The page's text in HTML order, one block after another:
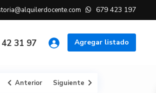
679 423 197
Agregar listado
31 97
Anterior Siguiente